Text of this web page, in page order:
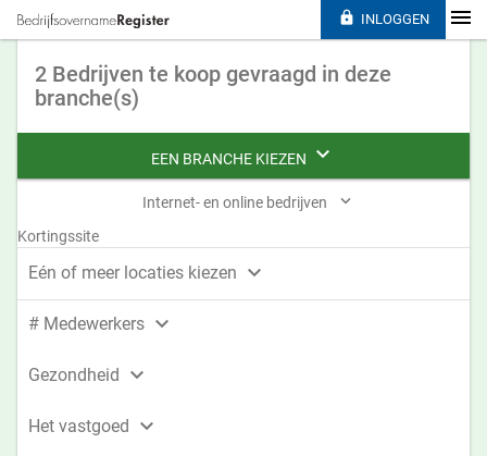
2 Bedrijven te koop gevraagd in deze
branche(s)
EEN BRANCHE KIEZEN 
Internet- en online bedrijven 
Kortingssite
Eén of meer locaties kiezen 
# Medewerkers 
Gezondheid 
Het vastgoed 
 INLOGGEN